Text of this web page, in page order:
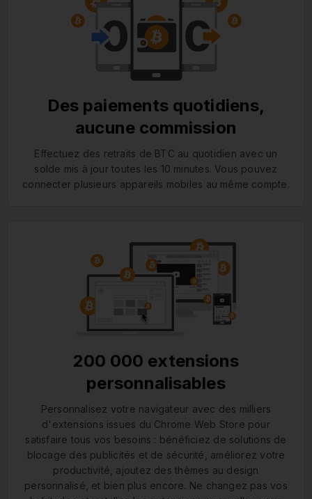
Des paiements quotidiens,
aucune commission
Effectuez des retraits de BTC au quotidien avec un
solde mis à jour toutes les 10 minutes. Vous pouvez
connecter plusieurs appareils mobiles au même compte.
200 000 extensions
personnalisables
Personnalisez votre navigateur avec des milliers
d'extensions issues du Chrome Web Store pour
satisfaire tous vos besoins : bénéficiez de solutions de
blocage des publicités et de sécurité, améliorez votre
productivité, ajoutez des thèmes au design
personnalisé, et bien plus encore. Ne changez pas vos